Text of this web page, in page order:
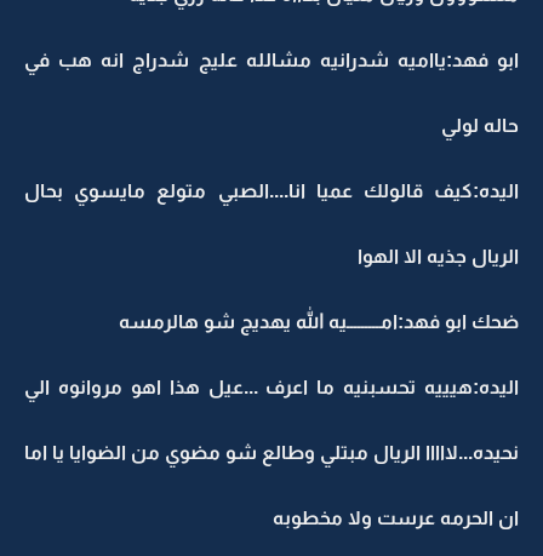
ابو فهد:يااميه شدرانيه مشالله عليج شدراج انه هب في
حاله لولي
اليده:كيف قالولك عميا انا....الصبي متولع مايسوي بحال
الريال جذيه الا الهوا
ضحك ابو فهد:امـــــــــيه الله يهديج شو هالرمسه
اليده:هيييه تحسبنيه ما اعرف ...عيل هذا اهو مروانوه الي
نحيده...لااااا الريال مبتلي وطالع شو مضوي من الضوايا يا اما
ان الحرمه عرست ولا مخطوبه